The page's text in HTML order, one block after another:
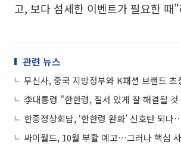
고, 보다 섬세한 이벤트가 필요한 때
관련 뉴스
무신사, 중국 지방정부와 K패션 브랜드 초